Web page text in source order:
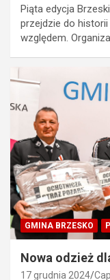
Piąta edycja
przejdzie do
względem.
GMINA BRZESKO
Nowa odzież
17 grudnia 2024